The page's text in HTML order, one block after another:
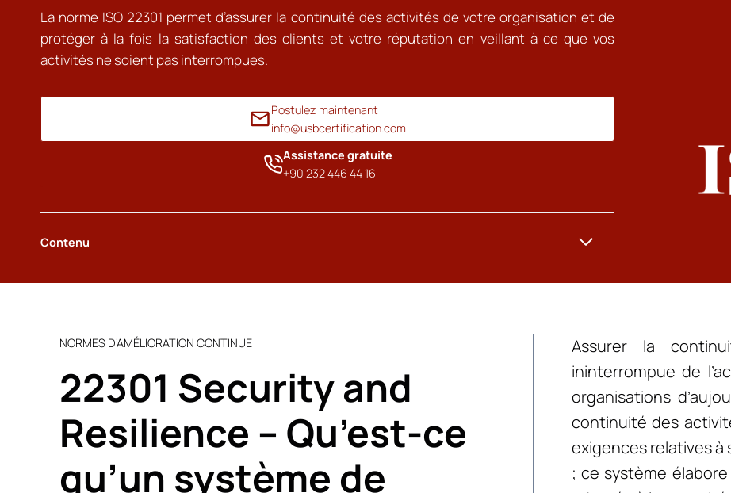
La norme ISO 22301 permet d’assurer la continuité des activités de votre organisation et de
protéger à la fois la satisfaction des clients et votre réputation en veillant à ce que vos
activités ne soient pas interrompues.
Postulez maintenant
info@usbcertification.com
Assistance gratuite
+90 232 446 44 16
Contenu
NORMES D’AMÉLIORATION CONTINUE
22301 Security and
Resilience – Qu’est-ce
qu’un système de
Assurer la
ininterrompue de
organisations
continuité des
exigences relatives
; ce système